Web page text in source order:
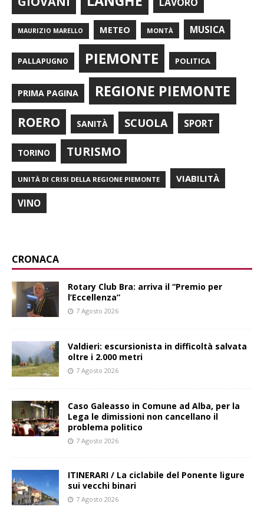
MAURIZIO MARELLO METEO MONTÀ MUSICA
PALLAPUGNO PIEMONTE POLITICA
PRIMA PAGINA REGIONE PIEMONTE
ROERO SANITÀ SCUOLA SPORT
TORINO TURISMO
UNITÀ DI CRISI DELLA REGIONE PIEMONTE VIABILITÀ
VINO
CRONACA
Rotary Club Bra: arriva il “Premio per
l’Eccellenza”
7 Agosto 2026
Valdieri: escursionista in difficoltà salvata
oltre i 2.000 metri
7 Agosto 2026
Caso Galeasso in Comune ad Alba, per la
Lega le dimissioni non cancellano il
problema politico
7 Agosto 2026
ITINERARI / La ciclabile del Ponente ligure
sui vecchi binari
7 Agosto 2026